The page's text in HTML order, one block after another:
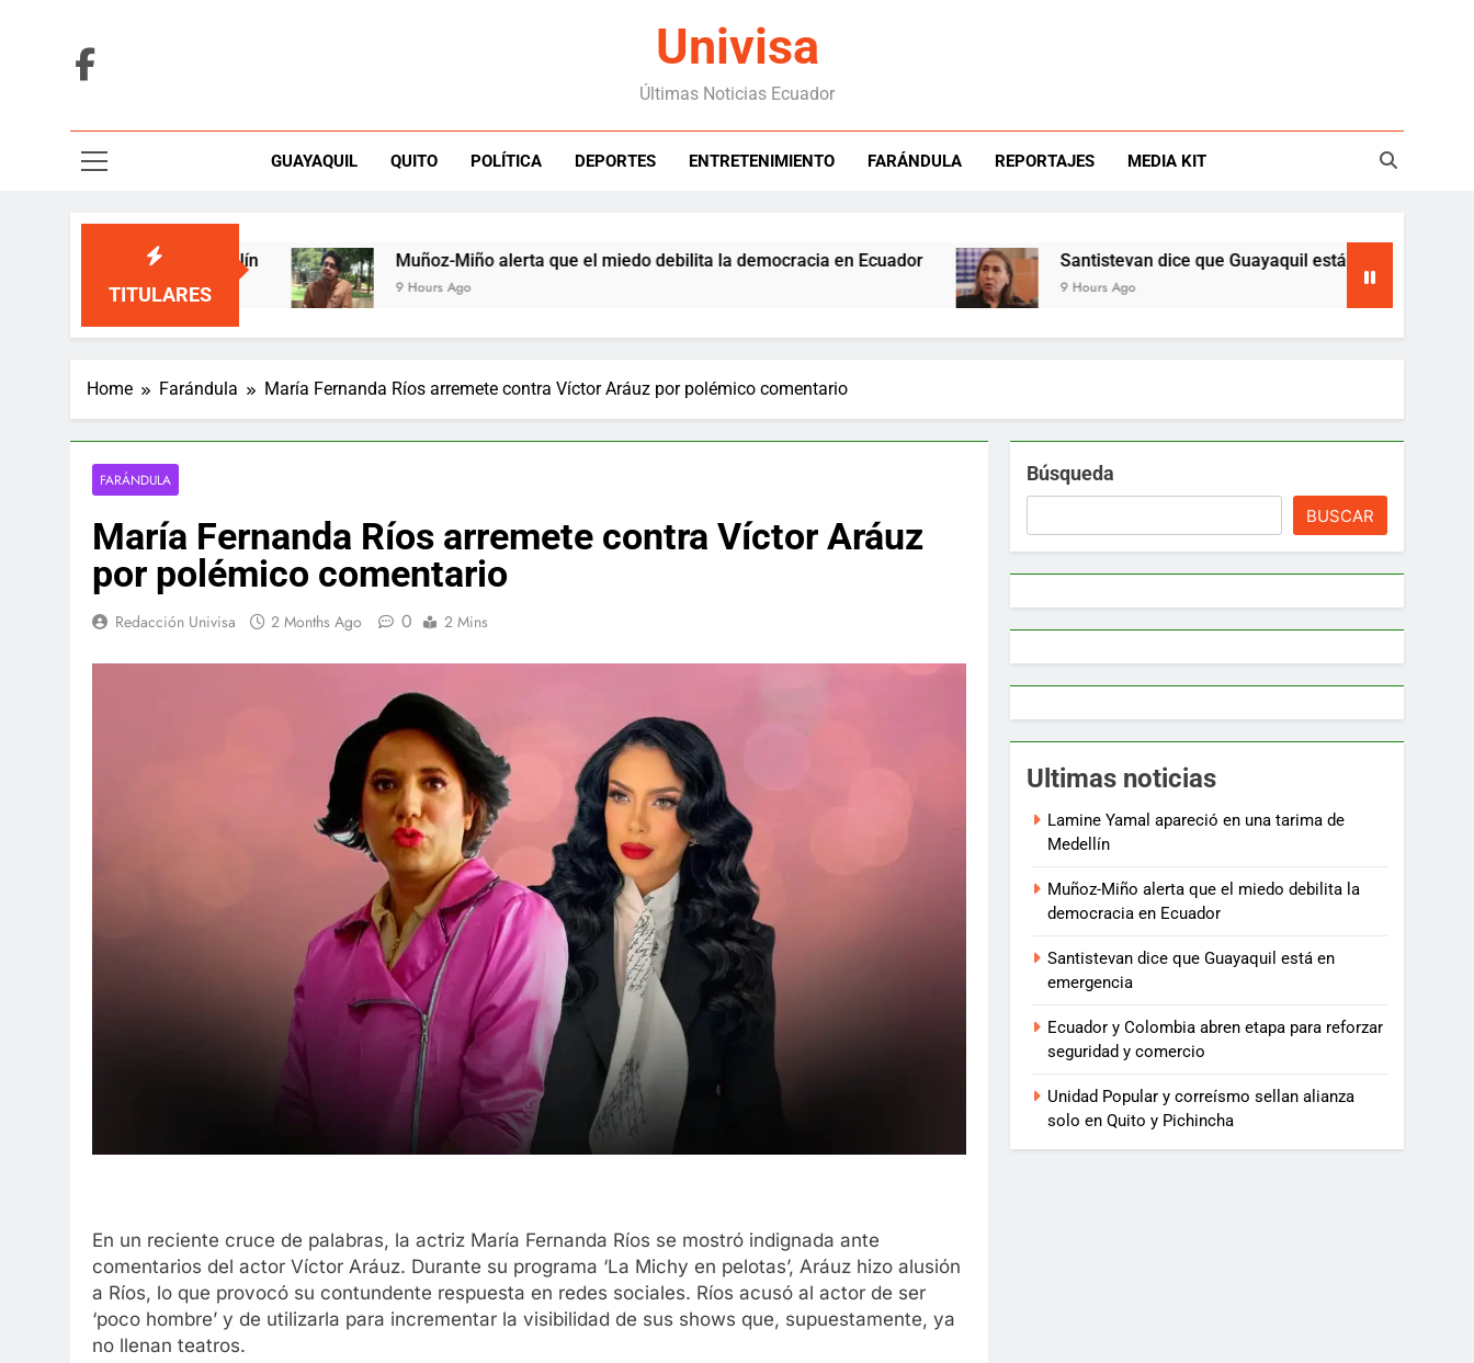
Univisa
Últimas Noticias Ecuador
GUAYAQUIL QUITO POLÍTICA DEPORTES ENTRETENIMIENTO FARÁNDULA REPORTAJES MEDIA KIT
TITULARES
tarima de Medellín Muñoz-Miño alerta que el miedo debilita la democracia en Ecuador
9 Hours Ago
Santistevan dice que Guayaquil está en emergencia
9 Hours Ago
Home Farándula María Fernanda Ríos arremete contra Víctor Aráuz por polémico comentario
FARÁNDULA
María Fernanda Ríos arremete contra Víctor Aráuz
por polémico comentario
Redacción Univisa 2 Months Ago 0 2 Mins
En un reciente cruce de palabras, la actriz María Fernanda Ríos se mostró indignada ante
comentarios del actor Víctor Aráuz. Durante su programa ‘La Michy en pelotas’, Aráuz hizo alusión
a Ríos, lo que provocó su contundente respuesta en redes sociales. Ríos acusó al actor de ser
‘poco hombre’ y de utilizarla para incrementar la visibilidad de sus shows que, supuestamente, ya
no llenan teatros.
Búsqueda
BUSCAR
Ultimas noticias
Lamine Yamal apareció en una tarima de
Medellín
Muñoz-Miño alerta que el miedo debilita la
democracia en Ecuador
Santistevan dice que Guayaquil está en
emergencia
Ecuador y Colombia abren etapa para reforzar
seguridad y comercio
Unidad Popular y correísmo sellan alianza
solo en Quito y Pichincha